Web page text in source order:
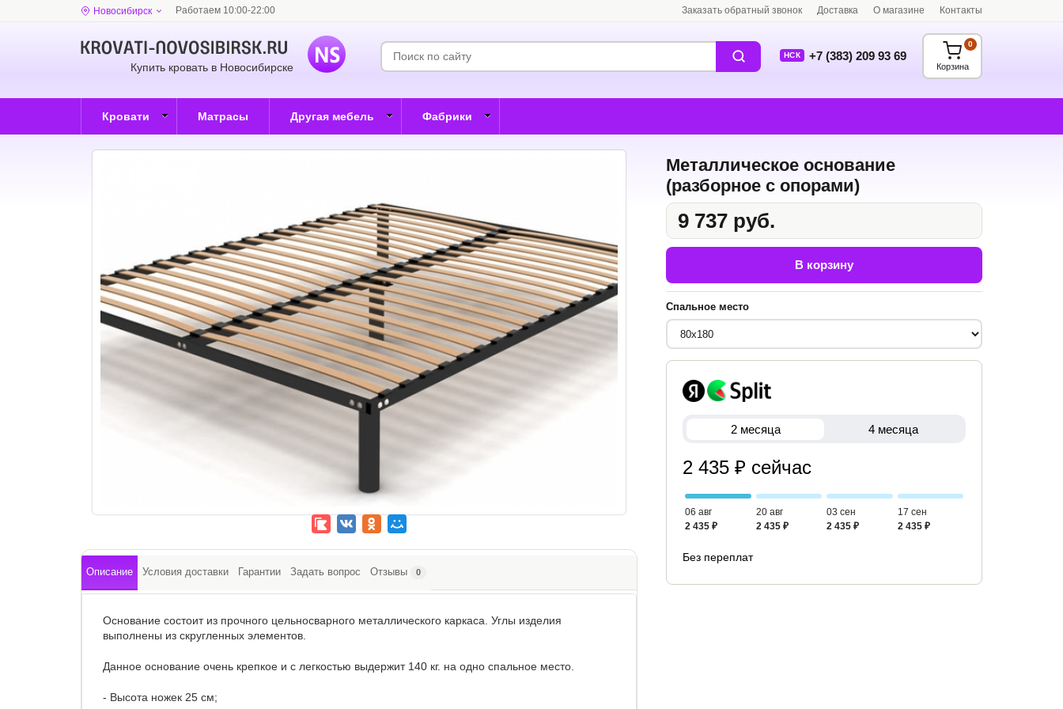
Новосибирск Работаем 10:00-22:00 Заказать обратный звонок Доставка О магазине Контакты
Купить кровать в Новосибирске
НСК +7 (383) 209 93 69
Корзина
0
Кровати Матрасы Другая мебель Фабрики
Металлическое основание
(разборное с опорами)
9 737 руб.
В корзину
Спальное место
2 месяца 4 месяца
2 435 ₽ сейчас
06 авг
2 435 ₽
20 авг
2 435 ₽
03 сен
2 435 ₽
17 сен
2 435 ₽
Без переплат
Описание Условия доставки Гарантии Задать вопрос Отзывы 0
Основание состоит из прочного цельносварного металлического каркаса. Углы изделия
выполнены из скругленных элементов.
Данное основание очень крепкое и с легкостью выдержит 140 кг. на одно спальное место.
- Высота ножек 25 см;